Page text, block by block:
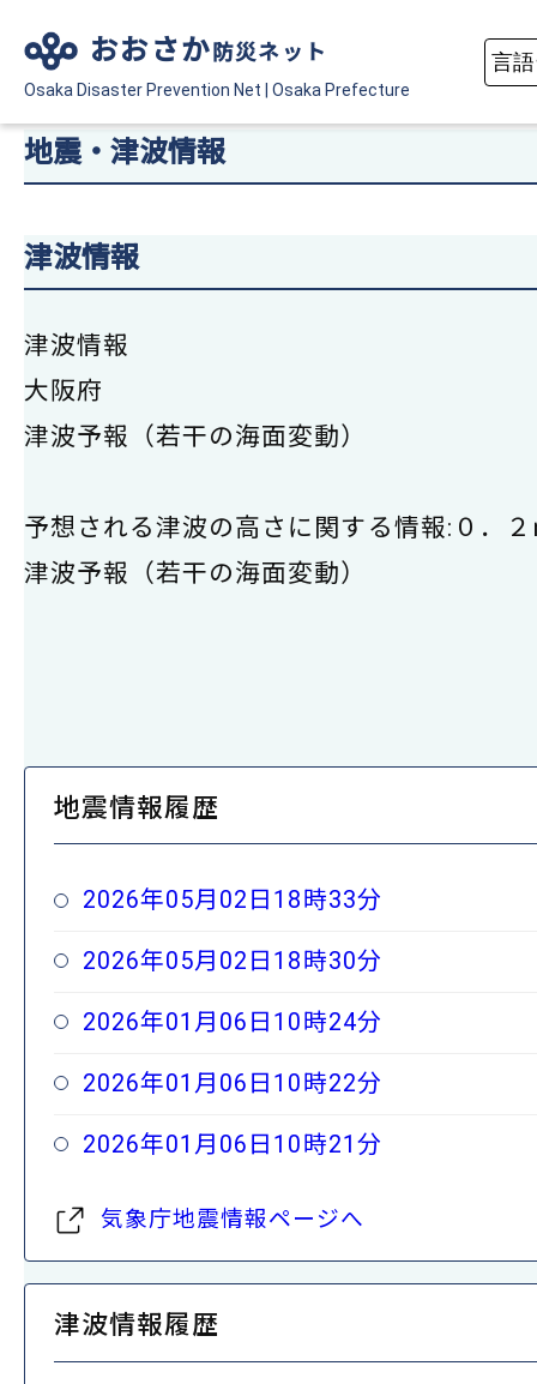
おおさか 防災ネット
Osaka Disaster Prevention Net Osaka Prefecture
地震・津波情報
津波情報
津波情報
大阪府
津波予報（若干の海面変動）
予想される津波の高さに関する情報:０．
津波予報（若干の海面変動）
地震情報履歴
2026年05月02日18時33分
2026年05月02日18時30分
2026年01月06日10時24分
2026年01月06日10時22分
2026年01月06日10時21分
気象庁地震情報ページへ
津波情報履歴